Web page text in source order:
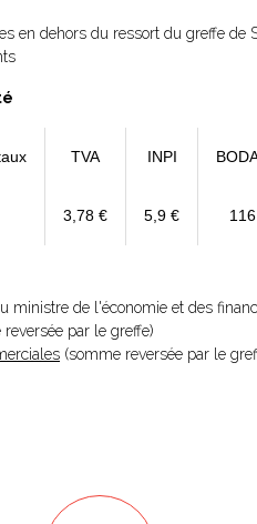
en dehors du ressort du greffe de
TVA INPI
3,78 € 5,9 €
ministre de l'économie et des
par le greffe)
(somme reversée par le